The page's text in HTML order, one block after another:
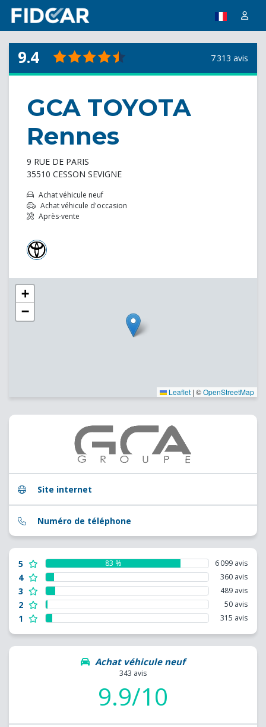
9.4 7 313 avis
GCA TOYOTA
Rennes
9 RUE DE PARIS
35510 CESSON SEVIGNE
Achat véhicule neuf
Achat véhicule d'occasion
Après-vente
+
−
Leaflet | ©OpenStreetMap
Site internet
Numéro de téléphone
5 83 % 6 099 avis
4 360 avis
3 489 avis
2 50 avis
1 315 avis
Achat véhicule neuf
343 avis
9.9/10